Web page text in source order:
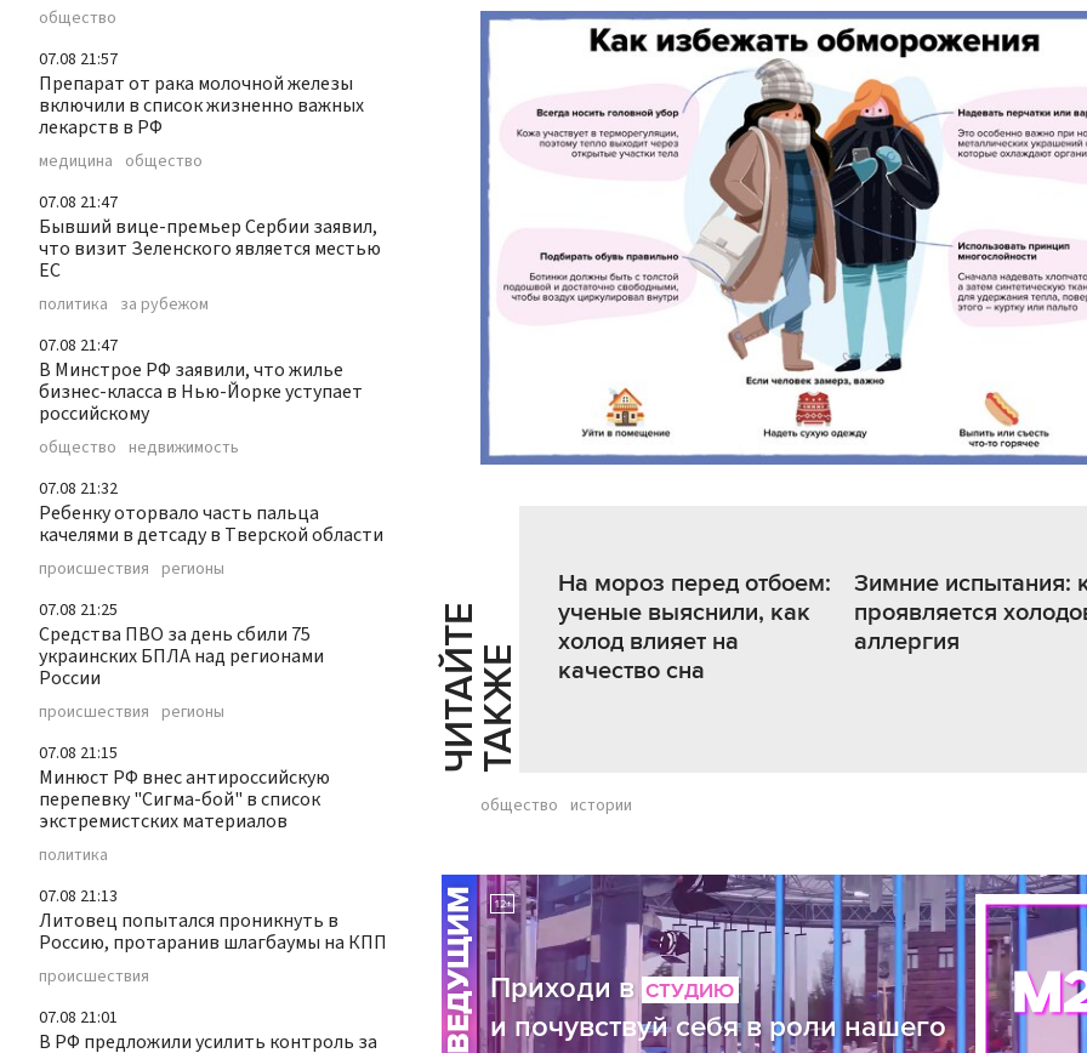
общество
07.08 21:57
Препарат от рака молочной железы
включили в список жизненно важных
лекарств в РФ
медицина общество
07.08 21:47
Бывший вице-премьер Сербии заявил,
что визит Зеленского является местью
ЕС
политика за рубежом
07.08 21:47
В Минстрое РФ заявили, что жилье
бизнес-класса в Нью-Йорке уступает
российскому
общество недвижимость
07.08 21:32
Ребенку оторвало часть пальца
качелями в детсаду в Тверской области
происшествия регионы
07.08 21:25
Средства ПВО за день сбили 75
украинских БПЛА над регионами
России
происшествия регионы
07.08 21:15
Минюст РФ внес антироссийскую
перепевку "Сигма-бой" в список
экстремистских материалов
политика
07.08 21:13
Литовец попытался проникнуть в
Россию, протаранив шлагбаумы на КПП
происшествия
07.08 21:01
В РФ предложили усилить контроль за
Ч
И
Т
АЙ
Т
Е
Т
А
К
ЖЕ
На мороз перед отбоем:
ученые выяснили, как
холод влияет на
качество сна
Зимние испытания:
проявляется
аллергия
общество истории